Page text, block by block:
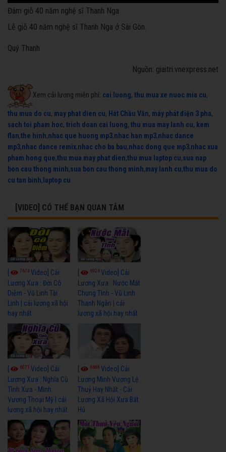
Đám giỗ 40 năm nghệ sĩ Thanh Nga
Lễ giỗ 40 năm nghệ sĩ Thanh Nga ở Sài Gòn.
Quý Thanh
Nguồn: giaitri.vnexpress.net
Xem cải lương miễn phí: cai luong, thu mua xe nuoc mia cu,
thu mua do cu, may phat dien cu, Hát Chầu Văn, máy phát điện 3 pha,
sach toi pham hoc, trich doan cai luong, thu mua may lanh cu, kem
flan,the hinh,nhac que huong mp3,nhac han mp3,nhac dance
mp3,nhac dance remix,nhac cho ba bau,nhac dong que mp3,nhac xua
pham hong que,thu mua may phat dien,thu mua laptop cu,sua nap
bon cau thong minh,sua bon cau thong minh,may lanh cu,thu mua do
cu tan binh, laptop cu
[VIDEO] CÓ THỂ BẠN QUAN TÂM
7674Video] Cải
Lương Xưa : Đời Cô
Diễm - Vũ Linh Tài
Linh | cải lương xã hội
hay nhất
6926Video] Cải
Lương Xưa : Nước Mắt
Chung Tình - Vũ Linh
Thanh Ngân | cải
lương xã hội hay nhất
6071 Video] Cải
Lương Xưa : Nghĩa Cũ
Tình Xưa - Minh
Vương Thoại Mỹ | cải
lương xã hội hay nhất
6688Video] Cải
Lương Minh Vương Lệ
Thuỷ Hay Nhất - Cải
Lương Xã Hội Xưa Bất
Hủ